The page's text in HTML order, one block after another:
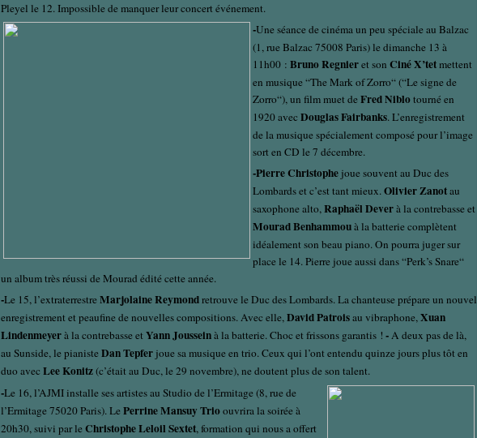
Pleyel le 12. Impossible de manquer leur concert événement.
-Une séance de cinéma un peu spéciale au Balzac
(1, rue Balzac 75008 Paris) le dimanche 13 à
11h00 : Bruno Regnieret son Ciné X’tetmettent
en musique “The Mark of Zorro“ (“Le signe de
Zorro“), un film muet de Fred Niblotourné en
1920 avec Douglas Fairbanks. L’enregistrement
de la musique spécialement composé pour l’image
sort en CD le 7 décembre.
-Pierre Christophe joue souvent au Duc des
Lombards et c’est tant mieux.Olivier Zanotau
saxophone alto,Raphaël Deverà la contrebasse et
Mourad Benhammouà la batterie complètent
idéalement son beau piano. On pourra juger sur
place le 14. Pierre joue aussi dans “Perk’s Snare“
un album très réussi de Mourad édité cette année.
-Le 15, l’extraterrestre Marjolaine Reymondretrouve le Duc des Lombards. La chanteuse prépare un nouvel
enregistrement et peaufine de nouvelles compositions. Avec elle,David Patroisau vibraphone,Xuan
Lindenmeyerà la contrebasse et Yann Jousseinà la batterie. Choc et frissons garantis ! -A deux pas de là,
au Sunside, le pianiste Dan Tepfer joue sa musique en trio. Ceux qui l’ont entendu quinze jours plus tôt en
duo avec Lee Konitz(c’était au Duc, le 29 novembre), ne doutent plus de son talent.
-Le 16, l’AJMI installe ses artistes au Studio de l’Ermitage (8, rue de
l’Ermitage 75020 Paris). Le Perrine Mansuy Trioouvrira la soirée à
20h30, suivi par le Christophe Leloil Sextet, formation qui nous a offert